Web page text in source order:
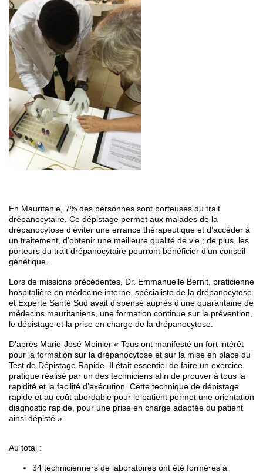
En Mauritanie, 7% des personnes sont porteuses du trait
drépanocytaire. Ce dépistage permet aux malades de la
drépanocytose d’éviter une errance thérapeutique et d’accéder à
un traitement, d’obtenir une meilleure qualité de vie ; de plus, les
porteurs du trait drépanocytaire pourront bénéficier d’un conseil
génétique.
Lors de missions précédentes, Dr. Emmanuelle Bernit, praticienne
hospitalière en médecine interne, spécialiste de la drépanocytose
et Experte Santé Sud avait dispensé auprès d’une quarantaine de
médecins mauritaniens, une formation continue sur la prévention,
le dépistage et la prise en charge de la drépanocytose.
D’après Marie-José Moinier « Tous ont manifesté un fort intérêt
pour la formation sur la drépanocytose et sur la mise en place du
Test de Dépistage Rapide. Il était essentiel de faire un exercice
pratique réalisé par un des techniciens afin de prouver à tous la
rapidité et la facilité d’exécution. Cette technique de dépistage
rapide et au coût abordable pour le patient permet une orientation
diagnostic rapide, pour une prise en charge adaptée du patient
ainsi dépisté »
Au total :
34 technicienne·s de laboratoires ont été formé·es à